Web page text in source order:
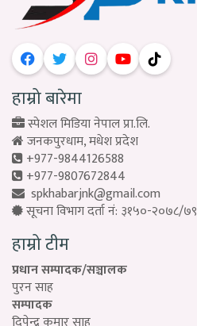
हाम्रो बारेमा
स्पेशल मिडिया नेपाल प्रा.लि.
जनकपुरधाम, मधेश प्रदेश
+977-9844126588
+977-9807672844
spkhabarjnk@gmail.com
सूचना विभाग दर्ता नं: ३१५०-२०७८/७९
हाम्रो टीम
प्रधान सम्पादक/सञ्चालक
पुरन साह
सम्पादक